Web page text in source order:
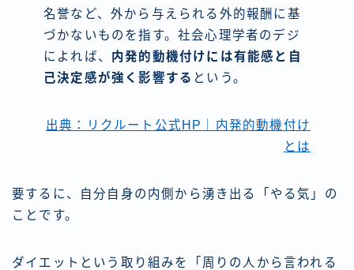
名誉など、外から与えられる外的報酬に基
づかないものを指す。社会心理学者のデジ
によれば、 内発的動機付けには有能感と自
己決定感が強く影響する という。
出典：リクルート公式HP｜内発的動機付け
とは
要するに、自分自身の 内側から湧き出る「やる気」の
こと です。
ダイエットという取り組みを「周りの人から言われる